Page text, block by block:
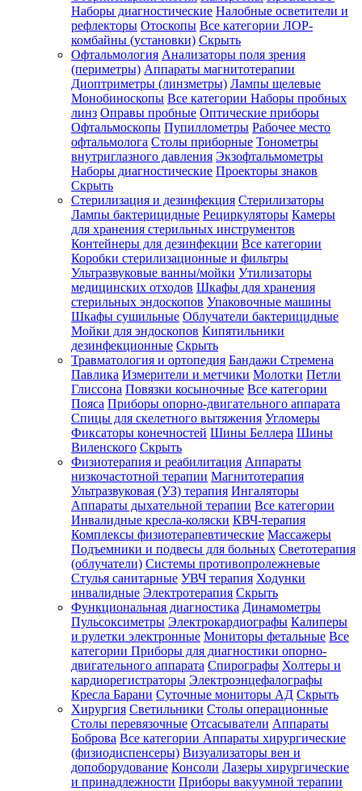
Наборы диагностические Налобные осветители и
рефлекторы Отоскопы Все категории ЛОР-
комбайны (установки) Скрыть
Офтальмология Анализаторы поля зрения
(периметры) Аппараты магнитотерапии
Диоптриметры (линзметры) Лампы щелевые
Монобиноскопы Все категории Наборы пробных
линз Оправы пробные Оптические приборы
Офтальмоскопы Пупиллометры Рабочее место
офтальмолога Столы приборные Тонометры
внутриглазного давления Экзофтальмометры
Наборы диагностические Проекторы знаков
Скрыть
Стерилизация и дезинфекция Стерилизаторы
Лампы бактерицидные Рециркуляторы Камеры
для хранения стерильных инструментов
Контейнеры для дезинфекции Все категории
Коробки стерилизационные и фильтры
Ультразвуковые ванны/мойки Утилизаторы
медицинских отходов Шкафы для хранения
стерильных эндоскопов Упаковочные машины
Шкафы сушильные Облучатели бактерицидные
Мойки для эндоскопов Кипятильники
дезинфекционные Скрыть
Травматология и ортопедия Бандажи Стремена
Павлика Измерители и метчики Молотки Петли
Глиссона Повязки косыночные Все категории
Пояса Приборы опорно-двигательного аппарата
Спицы для скелетного вытяжения Угломеры
Фиксаторы конечностей Шины Беллера Шины
Виленского Скрыть
Физиотерапия и реабилитация Аппараты
низкочастотной терапии Магнитотерапия
Ультразвуковая (УЗ) терапия Ингаляторы
Аппараты дыхательной терапии Все категории
Инвалидные кресла-коляски КВЧ-терапия
Комплексы физиотерапевтические Массажеры
Подъемники и подвесы для больных Светотерапия
(облучатели) Системы противопролежневые
Стулья санитарные УВЧ терапия Ходунки
инвалидные Электротерапия Скрыть
Функциональная диагностика Динамометры
Пульсоксиметры Электрокардиографы Калиперы
и рулетки электронные Мониторы фетальные Все
категории Приборы для диагностики опорно-
двигательного аппарата Спирографы Холтеры и
кардиорегистраторы Электроэнцефалографы
Кресла Барани Суточные мониторы АД Скрыть
Хирургия Светильники Столы операционные
Столы перевязочные Отсасыватели Аппараты
Боброва Все категории Аппараты хирургические
(физиодиспенсеры) Визуализаторы вен и
допоборудование Консоли Лазеры хирургические
и принадлежности Приборы вакуумной терапии